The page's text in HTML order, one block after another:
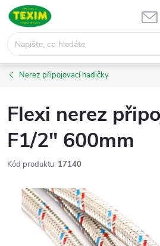
Přejít
obsah
Nerez připojovací hadičky
Flexi nerez
F1/2" 600mm
Kód produktu: 17140